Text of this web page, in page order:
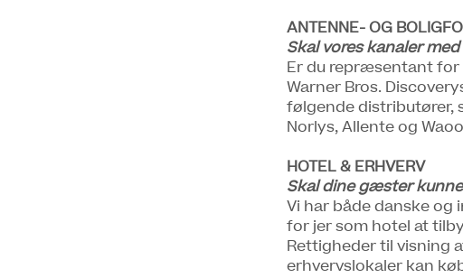
ANTENNE- OG
Skal vores kanaler
Er du repræsentant
Warner Bros.
følgende distributører,
Norlys, Allente og
HOTEL & ERHVERV
Skal dine gæster
Vi har både danske
for jer som hotel at
Rettigheder til visning
erhvervslokaler kan